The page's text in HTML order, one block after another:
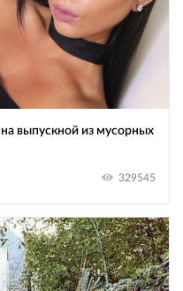
выпускной из мусорных
329545